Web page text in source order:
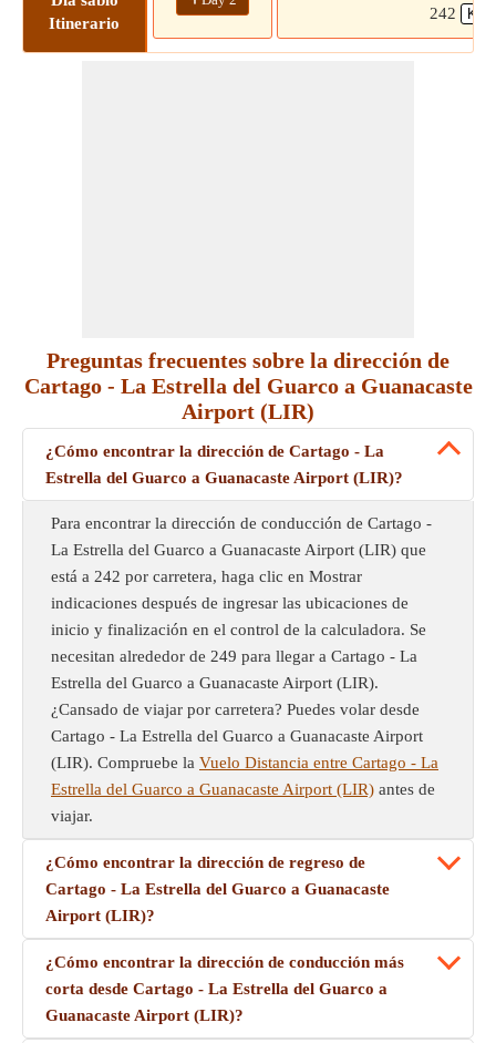
Itinerario
242
Preguntas frecuentes sobre la dirección de
Cartago - La Estrella del Guarco a Guanacaste
Airport (LIR)
¿Cómo encontrar la dirección de Cartago - La
Estrella del Guarco a Guanacaste Airport (LIR)?
Para encontrar la dirección de conducción de Cartago -
La Estrella del Guarco a Guanacaste Airport (LIR) que
está a 242 por carretera, haga clic en Mostrar
indicaciones después de ingresar las ubicaciones de
inicio y finalización en el control de la calculadora. Se
necesitan alrededor de 249 para llegar a Cartago - La
Estrella del Guarco a Guanacaste Airport (LIR).
¿Cansado de viajar por carretera? Puedes volar desde
Cartago - La Estrella del Guarco a Guanacaste Airport
(LIR). Compruebe la Vuelo Distancia entre Cartago - La
Estrella del Guarco a Guanacaste Airport (LIR) antes de
viajar.
¿Cómo encontrar la dirección de regreso de
Cartago - La Estrella del Guarco a Guanacaste
Airport (LIR)?
¿Cómo encontrar la dirección de conducción más
corta desde Cartago - La Estrella del Guarco a
Guanacaste Airport (LIR)?